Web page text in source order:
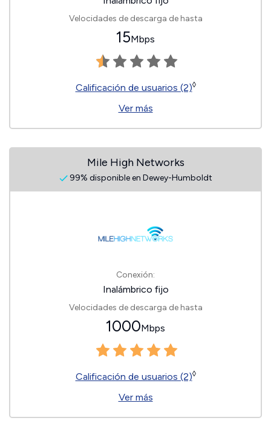
Velocidades de descarga de hasta
15Mbps
Calificación de usuarios (2)◊
Ver más
Mile High Networks
99% disponible en Dewey-Humboldt
Conexión:
Inalámbrico fijo
Velocidades de descarga de hasta
1000Mbps
Calificación de usuarios (2)◊
Ver más